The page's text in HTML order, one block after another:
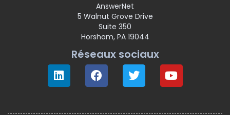
AnswerNet
5 Walnut Grove Drive
Suite 350
Horsham, PA 19044
Réseaux sociaux